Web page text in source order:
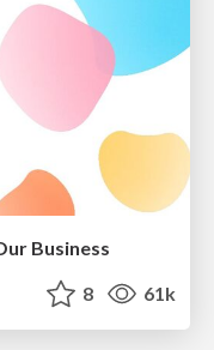
Business
8 61k